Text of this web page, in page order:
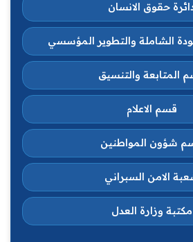
حقوق الانسان
الشاملة والتطوير المؤسسي
المتابعة والتنسيق
قسم الاعلام
شؤون المواطنين
الامن السبراني
مكتبة وزارة العدل